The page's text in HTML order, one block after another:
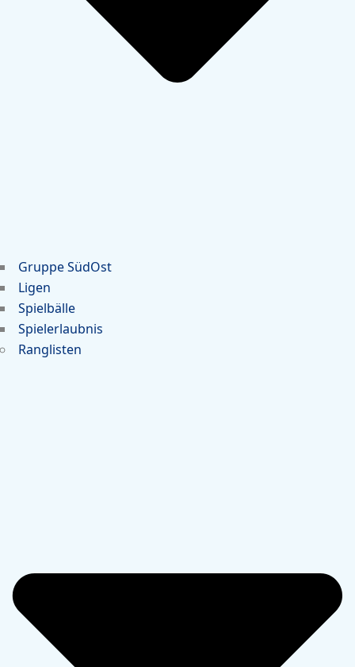
Gruppe SüdOst
Ligen
Spielbälle
Spielerlaubnis
Ranglisten